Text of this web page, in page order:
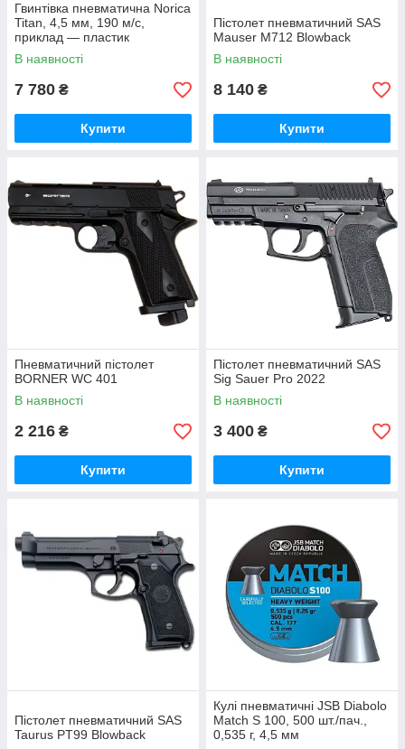
Гвинтівка пневматична Norica
Titan, 4,5 мм, 190 м/с,
приклад — пластик
В наявності
7 780 ₴
Купити
Пістолет пневматичний SAS
Mauser M712 Blowback
В наявності
8 140 ₴
Купити
Пневматичний пістолет
BORNER WC 401
В наявності
2 216 ₴
Купити
Пістолет пневматичний SAS
Sig Sauer Pro 2022
В наявності
3 400 ₴
Купити
Пістолет пневматичний SAS
Taurus PT99 Blowback
Кулі пневматичні JSB Diabolo
Match S 100, 500 шт./пач.,
0,535 г, 4,5 мм